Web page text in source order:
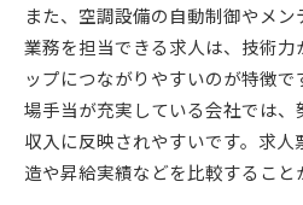
空調設備求人を比較してキ
複数の空調設備求人を
空調設備求人の仕事
自分に合った空調設備
空調設備求人の雇用形
また、空調設備の自動制御やメ
業務を担当できる求人は、技術
ップにつながりやすいのが特徴
場手当が充実している会社では
収入に反映されやすいです。求
造や昇給実績などを比較すること